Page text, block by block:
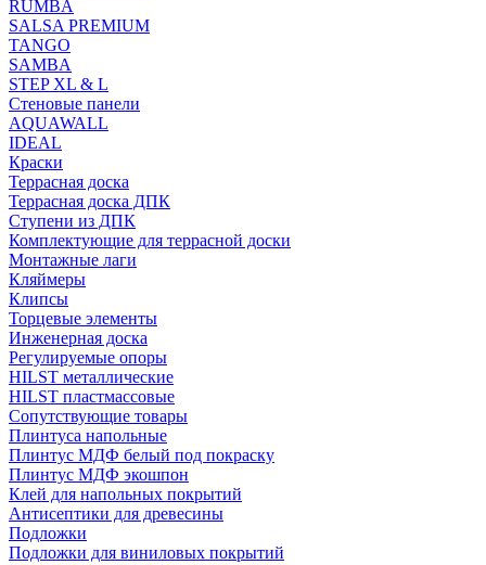
RUMBA
SALSA PREMIUM
TANGO
SAMBA
STEP XL & L
Стеновые панели
AQUAWALL
IDEAL
Краски
Террасная доска
Террасная доска ДПК
Ступени из ДПК
Комплектующие для террасной доски
Монтажные лаги
Кляймеры
Клипсы
Торцевые элементы
Инженерная доска
Регулируемые опоры
HILST металлические
HILST пластмассовые
Сопутствующие товары
Плинтуса напольные
Плинтус МДФ белый под покраску
Плинтус МДФ экошпон
Клей для напольных покрытий
Антисептики для древесины
Подложки
Подложки для виниловых покрытий